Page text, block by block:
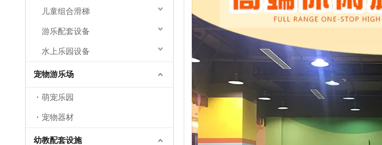
儿童组合滑梯
游乐配套设备
水上乐园设备
宠物游乐场
萌宠乐园
宠物器材
幼教配套设施